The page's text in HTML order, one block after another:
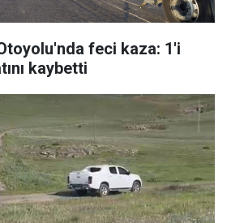
feci kaza: 1'i
kaybetti